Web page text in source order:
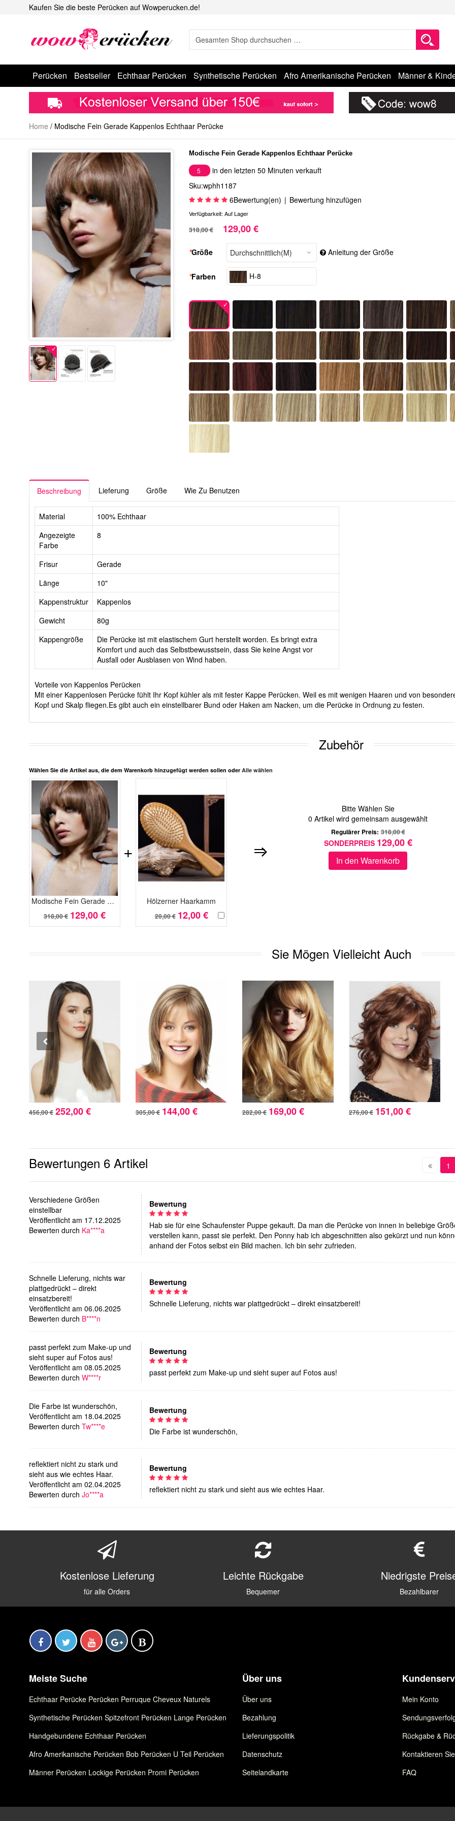
Kaufen Sie die beste Perücken auf Wowperucken.de!
Perücken Bestseller Echthaar Perücken Synthetische Perücken Afro Amerikanische Perücken Männer &
Home / Modische Fein Gerade Kappenlos Echthaar Perücke
Modische Fein Gerade Kappenlos Echthaar Perücke
5
in den letzten 50 Minuten verkauft
Sku:wphh1187
6Bewertung(en) | Bewertung hinzufügen
Verfügbarkeit: Auf Lager
318,00 € 129,00 €
*Größe Anleitung der Größe
*Farben H-8
Beschreibung Lieferung Größe Wie Zu Benutzen
Material
100% Echthaar
Angezeigte
Farbe
8
Frisur
Gerade
Länge
10"
Kappenstruktur
Kappenlos
Gewicht
80g
Kappengröße
Die Perücke ist mit elastischem Gurt herstellt worden. Es bringt extra
Komfort und auch das Selbstbewusstsein, dass Sie keine Angst vor
Ausfall oder Ausblasen von Wind haben.
Vorteile von Kappenlos Perücken
Mit einer Kappenlosen Perücke fühlt Ihr Kopf kühler als mit fester Kappe Perücken. Weil es mit wenigen Haaren und von
Kopf und Skalp fliegen.Es gibt auch ein einstellbarer Bund oder Haken am Nacken, um die Perücke in Ordnung zu festen.
Zubehör
Wählen Sie die Artikel aus, die dem Warenkorb hinzugefügt werden sollen oder Alle wählen
Modische Fein Gerade Kappenlos Echthaar Perücke
318,00 € 129,00 €
Hölzerner Haarkamm
20,00 € 12,00 €
+
Bitte Wählen Sie
0 Artikel wird gemeinsam ausgewählt
Regulärer Preis: 318,00 €
SONDERPREIS 129,00 €
In den Warenkorb
Sie Mögen Vielleicht Auch
456,00 € 252,00 € 305,00 € 144,00 € 282,00 € 169,00 € 276,00 € 151,00 €
Bewertungen 6 Artikel 1
Verschiedene Größen
einstellbar
Veröffentlicht am 17.12.2025
Bewerten durch Ka****a
Bewertung
Hab sie für eine Schaufenster Puppe gekauft. Da man die Perücke von innen in beliebige
verstellen kann, passt sie perfekt. Den Ponny hab ich abgeschnitten also gekürzt und nun
anhand der Fotos selbst ein Bild machen. Ich bin sehr zufrieden.
Schnelle Lieferung, nichts war
plattgedrückt – direkt
einsatzbereit!
Veröffentlicht am 06.06.2025
Bewerten durch B****n
Bewertung
Schnelle Lieferung, nichts war plattgedrückt – direkt einsatzbereit!
passt perfekt zum Make-up und
sieht super auf Fotos aus!
Veröffentlicht am 08.05.2025
Bewerten durch W****r
Bewertung
passt perfekt zum Make-up und sieht super auf Fotos aus!
Die Farbe ist wunderschön,
Veröffentlicht am 18.04.2025
Bewerten durch Tw****e
Bewertung
Die Farbe ist wunderschön,
reflektiert nicht zu stark und
sieht aus wie echtes Haar.
Veröffentlicht am 02.04.2025
Bewerten durch Jo****a
Bewertung
reflektiert nicht zu stark und sieht aus wie echtes Haar.
Kostenlose Lieferung
für alle Orders
Leichte Rückgabe
Bequemer
Niedrigste
Bezahlbarer
Meiste Suche
Echthaar Perücke Perücken Perruque Cheveux Naturels
Synthetische Perücken Spitzefront Perücken Lange Perücken
Handgebundene Echthaar Perücken
Afro Amerikanische Perücken Bob Perücken U Teil Perücken
Männer Perücken Lockige Perücken Promi Perücken
Über uns
Über uns
Bezahlung
Lieferungspolitik
Datenschutz
Seitelandkarte
Mein Konto
Rückgabe &
Kontaktieren
FAQ